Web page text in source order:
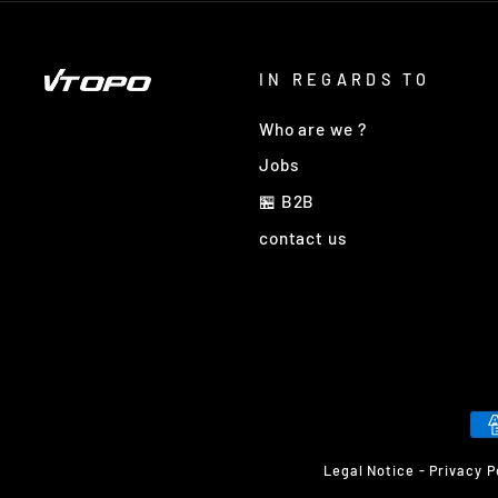
IN REGARDS TO
Who are we ?
Jobs
🏪 B2B
contact us
Legal Notice - Privacy